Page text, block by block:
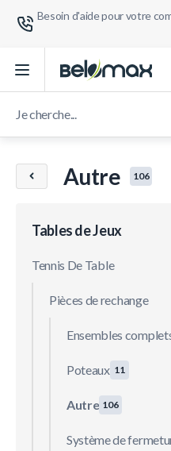
Besoin d'aide pour votre
Autre 106
Tables de Jeux
Tennis De Table
Pièces de rechange
Ensembles
Poteaux 11
Autre 106
Système de